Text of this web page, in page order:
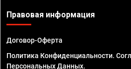
Правовая информация
Договор-Оферта
Политика Конфиденциальности.
Персональных Данных.